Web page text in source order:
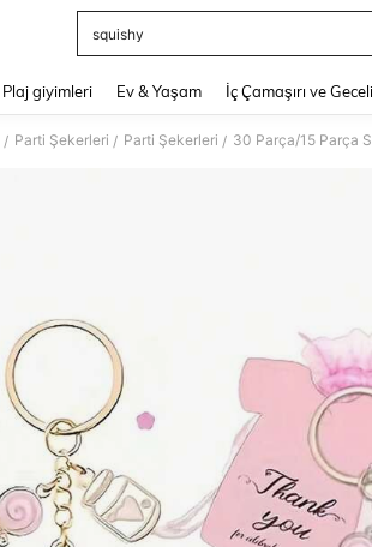
squishy
Plaj giyimleri Ev & Yaşam İç Çamaşırı ve
/ Parti Şekerleri / Parti Şekerleri /